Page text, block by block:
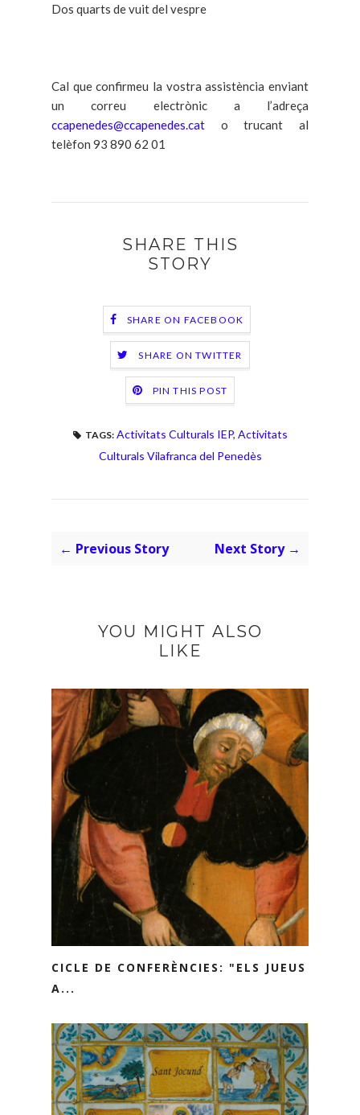
Dos quarts de vuit del vespre
Cal que confirmeu la vostra assistència enviant
un correu electrònic a l’adreça
ccapenedes@ccapenedes.cat o trucant al
telèfon 93 890 62 01
SHARE THIS
STORY
SHARE ON FACEBOOK
SHARE ON TWITTER
PIN THIS POST
TAGS: Activitats Culturals IEP, Activitats
Culturals Vilafranca del Penedès
← Previous Story Next Story →
YOU MIGHT ALSO
LIKE
CICLE DE CONFERÈNCIES: "ELS JUEUS
A...